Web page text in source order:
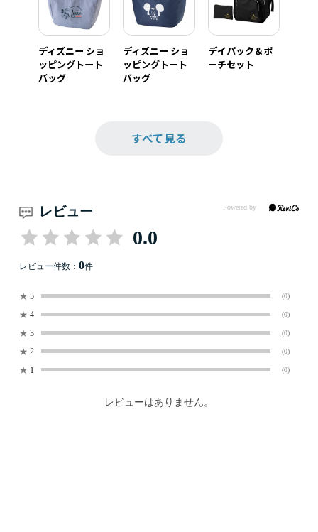
ディズニー ショ
ッピングトート
バッグ
ディズニー ショ
ッピングトート
バッグ
デイパック＆ポ
ーチセット
すべて見る
レビュー
0.0
レビュー件数： 0件
★ 5 (0)
★ 4 (0)
★ 3 (0)
★ 2 (0)
★ 1 (0)
レビューはありません。